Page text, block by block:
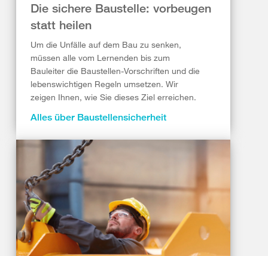
Die sichere Baustelle: vorbeugen
statt heilen
Um die Unfälle auf dem Bau zu senken,
müssen alle vom Lernenden bis zum
Bauleiter die Baustellen-Vorschriften und die
lebenswichtigen Regeln umsetzen. Wir
zeigen Ihnen, wie Sie dieses Ziel erreichen.
Alles über Baustellensicherheit